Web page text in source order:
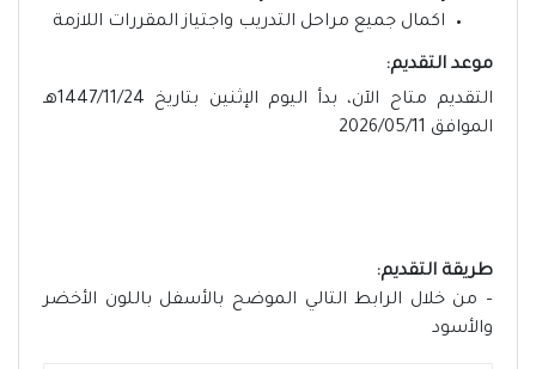
اكمال جميع مراحل التدريب واجتياز المقررات اللازمة
موعد التقديم:
التقديم متاح الآن، بدأ اليوم الإثنين بتاريخ 1447/11/24هـ
الموافق 2026/05/11
طريقة التقديم:
– من خلال الرابط التالي الموضح بالأسفل باللون الأخضر
والأسود